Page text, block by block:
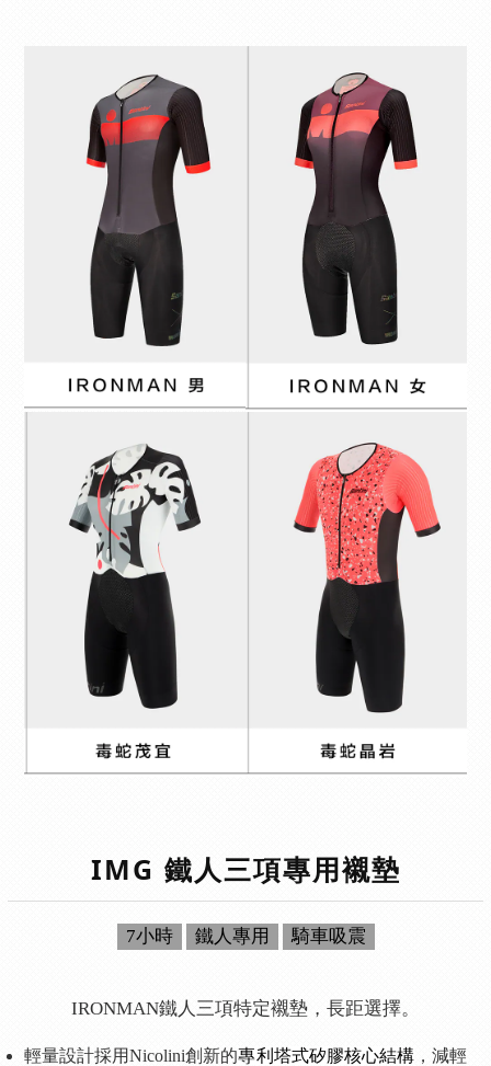
IMG 鐵人三項專用襯墊
7小時 鐵人專用 騎車吸震
IRONMAN鐵人三項特定襯墊，長距選擇。
輕量設計採用Nicolini創新的專利塔式矽膠核心結構，減輕